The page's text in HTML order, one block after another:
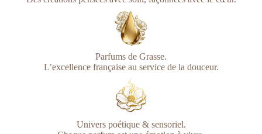
Parfums de Grasse.
L’excellence française au service de la douceur.
Univers poétique & sensoriel.